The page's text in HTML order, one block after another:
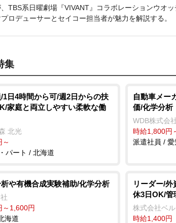
TBS系日曜劇場『VIVANT』コラボレーションウオッ
ロデューサーとセイコー担当者が魅力を解説する。
集
1日4時間から可/週2日からの扶
家庭と両立しやすい柔軟な働
北光
パート / 北海道
自動車メー
価/化学分析
WDB株式会
時給1,800円
派遣社員 / 愛
や有機合成実験補助/化学分析
～1,600円
海道
リーダー/外
休3日OK/管
株式会社ベ
時給1,400円